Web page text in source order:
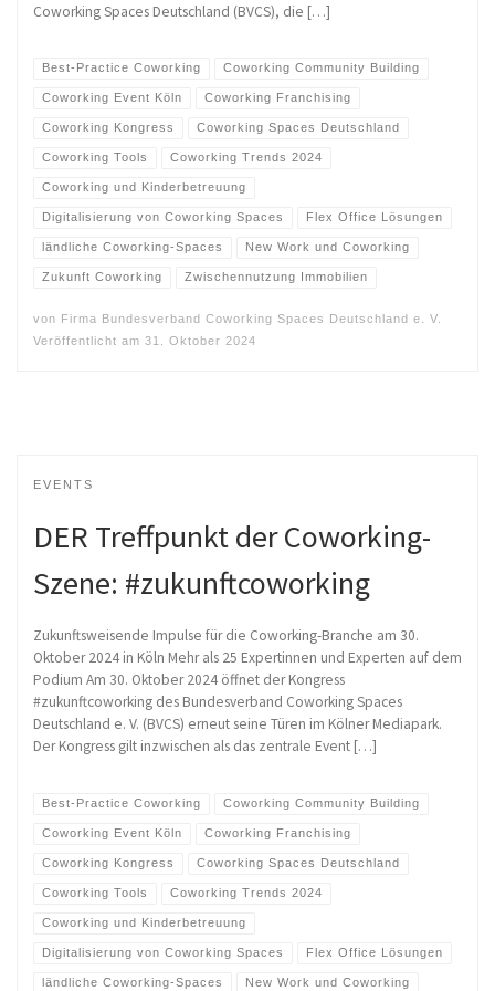
Coworking Spaces Deutschland (BVCS), die […]
Best-Practice Coworking Coworking Community Building
Coworking Event Köln Coworking Franchising
Coworking Kongress Coworking Spaces Deutschland
Coworking Tools Coworking Trends 2024
Coworking und Kinderbetreuung
Digitalisierung von Coworking Spaces Flex Office Lösungen
ländliche Coworking-Spaces New Work und Coworking
Zukunft Coworking Zwischennutzung Immobilien
von Firma Bundesverband Coworking Spaces Deutschland e. V.
Veröffentlicht am 31. Oktober 2024
EVENTS
DER Treffpunkt der Coworking-
Szene: #zukunftcoworking
Zukunftsweisende Impulse für die Coworking-Branche am 30.
Oktober 2024 in Köln Mehr als 25 Expertinnen und Experten auf dem
Podium Am 30. Oktober 2024 öffnet der Kongress
#zukunftcoworking des Bundesverband Coworking Spaces
Deutschland e. V. (BVCS) erneut seine Türen im Kölner Mediapark.
Der Kongress gilt inzwischen als das zentrale Event […]
Best-Practice Coworking Coworking Community Building
Coworking Event Köln Coworking Franchising
Coworking Kongress Coworking Spaces Deutschland
Coworking Tools Coworking Trends 2024
Coworking und Kinderbetreuung
Digitalisierung von Coworking Spaces Flex Office Lösungen
ländliche Coworking-Spaces New Work und Coworking